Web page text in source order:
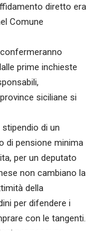
diretto era
Comune
prime inchieste
siciliane si
di un
di pensione minima
per un deputato
non cambiano la
della
per difendere i
con le tangenti.